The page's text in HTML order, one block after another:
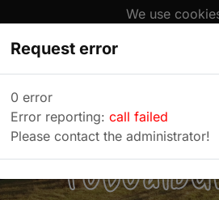
We use
Túranaptár
Request error
0 error
Error reporting: call failed
Please contact the administrator!